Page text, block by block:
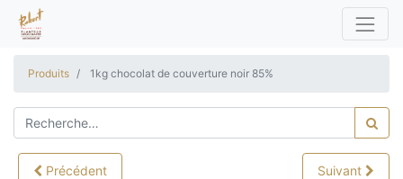
Produits 1kg chocolat de couverture noir 85%
Précédent Suivant